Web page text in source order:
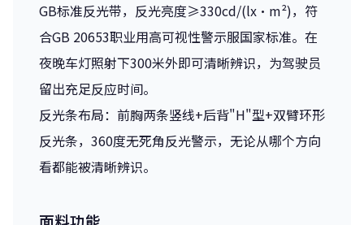
GB标准反光带，反光亮度≥330cd/(lx·m²)，符
合GB 20653职业用高可视性警示服国家标准。在
夜晚车灯照射下300米外即可清晰辨识，为驾驶员
留出充足反应时间。
反光条布局：前胸两条竖线+后背"H"型+双臂环形
反光条，360度无死角反光警示，无论从哪个方向
看都能被清晰辨识。